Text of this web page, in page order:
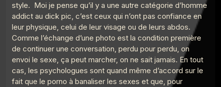
13
Le Point G! La soceraphilie
Le Poing G
14
Le Point G! 2 La forniphilie
Le Poing G
15
Le Point G! 2 L’autoscopophilie
Le Poing G
style. Moi je pense qu’il y a une autre catégorie d’homme
addict au dick pic, c’est ceux qui n’ont pas confiance en
leur physique, celui de leur visage ou de leurs abdos.
Comme l’échange d’une photo est la condition première
de continuer une conversation, perdu pour perdu, on
envoi le sexe, ça peut marcher, on ne sait jamais. En tout
cas, les psychologues sont quand même d’accord sur le
fait que le porno à banaliser les sexes et que, pour